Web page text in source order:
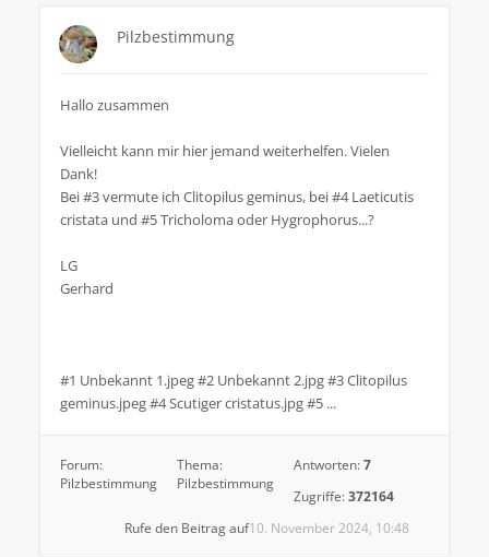
Pilzbestimmung
Hallo zusammen
Vielleicht kann mir hier jemand weiterhelfen. Vielen
Dank!
Bei #3 vermute ich Clitopilus geminus, bei #4 Laeticutis
cristata und #5 Tricholoma oder Hygrophorus...?
LG
Gerhard
#1 Unbekannt 1.jpeg #2 Unbekannt 2.jpg #3 Clitopilus
geminus.jpeg #4 Scutiger cristatus.jpg #5 ...
Forum:
Pilzbestimmung
Thema:
Pilzbestimmung
Antworten:7
Zugriffe:372164
10. November 2024, 10:48
Rufe den Beitrag auf